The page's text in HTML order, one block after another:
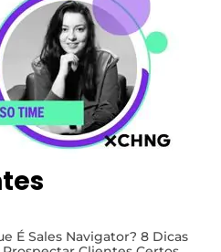
É Sales Navigator? 8 Dicas